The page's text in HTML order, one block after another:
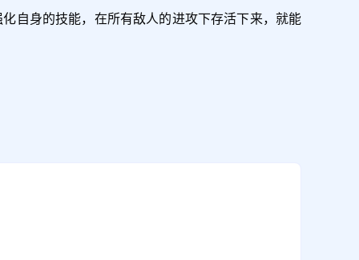
自身的技能，在所有敌人的进攻下存活下来，就能